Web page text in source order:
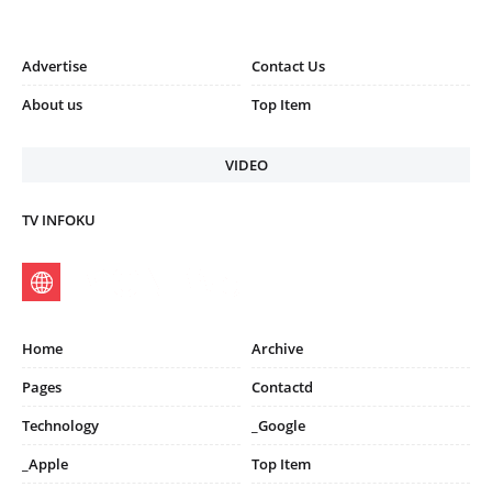
Advertise
Contact Us
About us
Top Item
VIDEO
TV INFOKU
Home
Archive
Pages
Contactd
Technology
_Google
_Apple
Top Item